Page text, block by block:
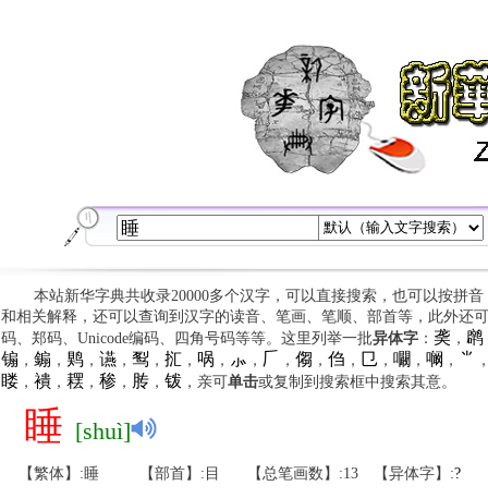
本站新华字典共收录20000多个汉字，可以直接搜索，也可以按拼音
和相关解释，还可以查询到汉字的读音、笔画、笔顺、部首等，此外还
码、郑码、Unicode编码、四角号码等等。这里列举一批异体字： 䶮 ， 䴙
䦂 ， 䥇 ， 䴗， 䜩， 䴕， 㧟 ， 㖞 ， ⺗ ， 𠂆 ， 㑳 ， 㑇 ， 㔾 ， 㘚 ， 㘎 ， ⺌ ，
䁖， 䙡， 䎬 ， 䅟， 䏝， 䥽，亲可单击或复制到搜索框中搜索其意。
睡 [shuì]
【繁体】:睡 【部首】:目 【总笔画数】:13 【异体字】:?